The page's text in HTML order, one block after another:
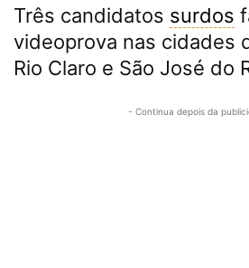
Três candidatos surdos
videoprova nas cidades
Rio Claro e São José do
- Continua depois da